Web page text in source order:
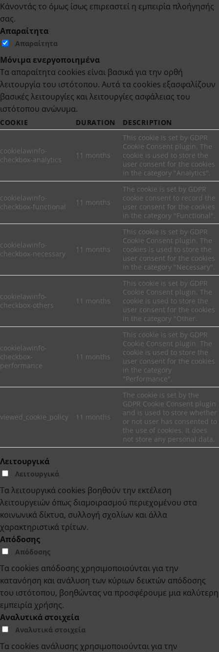
Κάνοντάς το όμως ίσως επιρεαστεί η εμπειρία πλοήγησής
σας.
Απαραίτητα
Απαραίτητα
Μόνιμα ενεργοποιημένα
Τα απαραίτητα cookies είναι βασικά για την ορθή
λειτουργία του ιστότοπου. Αυτά τα cookies εξασφαλίζουν
βασικές λειτουργίες και λειτουργίες ασφάλειας του
ιστότοπου ανώνυμα.
COOKIE DURATION DESCRIPTION
cookielawinfo-
checkbox-analytics
11 months
This cookie is set by GDPR
Cookie Consent plugin. The
cookie is used to store the
user consent for the cookies
in the category "Analytics".
cookielawinfo-
checkbox-functional
11 months
The cookie is set by GDPR
cookie consent to record the
user consent for the cookies
in the category "Functional".
cookielawinfo-
checkbox-necessary
11 months
This cookie is set by GDPR
Cookie Consent plugin. The
cookies is used to store the
user consent for the cookies
in the category "Necessary".
cookielawinfo-
checkbox-others
11 months
This cookie is set by GDPR
Cookie Consent plugin. The
cookie is used to store the
user consent for the cookies
in the category "Other.
cookielawinfo-
checkbox-
performance
11 months
This cookie is set by GDPR
Cookie Consent plugin. The
cookie is used to store the
user consent for the cookies
in the category
"Performance".
viewed_cookie_policy 11 months
The cookie is set by the
GDPR Cookie Consent plugin
and is used to store whether
or not user has consented to
the use of cookies. It does
not store any personal data.
Λειτουργικά
Λειτουργικά
Τα λειτουργικά cookies βοηθούν την εκτέλεση
λειτουργειών όπως διαμοιρασμού περιεχομένου στα
κοινωνικά δίκτυα, συλλογή σχολίων και άλλα
χαρακτηριστικά τρίτων.
Απόδοσης
Απόδοσης
Τα cookies απόδοσης χρησιμοποιούνται για την
κατανόηση και ανάλυση των κύριων δεικτών απόδοσης
του ιστότοπου, βοηθώντας να προσφέρουμε μια καλύτερη
εμπειρία χρήσης.
Αναλυτικά στοιχεία
Αναλυτικά στοιχεία
Τα cookies ανάλυσης χρησιμοποιούνται για την